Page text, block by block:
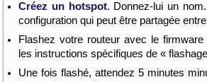
Créez un hotspot. Donnez-lui un
configuration qui peut être partagée
Flashez votre routeur avec le
les instructions spécifiques de «
Une fois flashé, attendez 5 minutes